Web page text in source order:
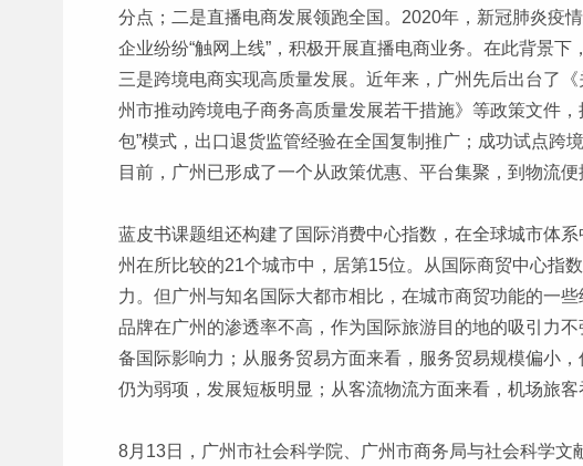
分点；二是直播电商发展领跑全国。2020年，新冠肺炎疫
企业纷纷“触网上线”，积极开展直播电商业务。在此背景
三是跨境电商实现高质量发展。近年来，广州先后出台了
州市推动跨境电子商务高质量发展若干措施》等政策文件
包”模式，出口退货监管经验在全国复制推广；成功试点跨
目前，广州已形成了一个从政策优惠、平台集聚，到物流
蓝皮书课题组还构建了国际消费中心指数，在全球城市体
州在所比较的21个城市中，居第15位。从国际商贸中心指
力。但广州与知名国际大都市相比，在城市商贸功能的一
品牌在广州的渗透率不高，作为国际旅游目的地的吸引力
备国际影响力；从服务贸易方面来看，服务贸易规模偏小
仍为弱项，发展短板明显；从客流物流方面来看，机场旅
8月13日，广州市社会科学院、广州市商务局与社会科学